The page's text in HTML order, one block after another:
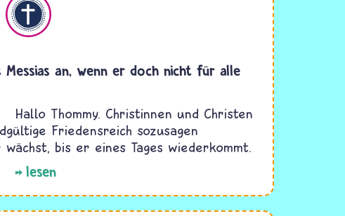
Messias an, wenn er doch nicht für alle
Hallo Thommy. Christinnen und Christen
Friedensreich sozusagen
bis er eines Tages wiederkommt.
lesen